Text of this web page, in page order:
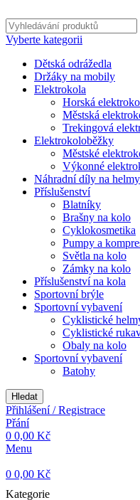
Vyberte kategorii
Dětská odrážedla
Držáky na mobily
Elektrokola
Horská
Městská
Trekingová
Elektrokoloběžky
Městské
Výkonné
Náhradní díly na helmy
Příslušenství
Blatníky
Brašny na kolo
Cyklokosmetika
Pumpy a
Světla na kolo
Zámky na kolo
Příslušenství na kola
Sportovní brýle
Sportovní vybavení
Cyklistické
Cyklistické
Obaly na kolo
Sportovní vybavení
Batohy
Hledat
Přihlášení / Registrace
Přání
0 0,00 Kč
Menu
0 0,00 Kč
Kategorie